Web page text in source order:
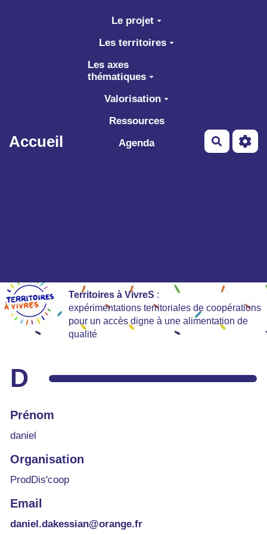
Aller au contenu principal
Accueil
Le projet
Les territoires
Les axes
thématiques
Valorisation
Ressources
Agenda
Territoires à VivreS :
expérimentations territoriales de coopérations
pour un accès digne à une alimentation de
qualité
D
Prénom
daniel
Organisation
ProdDis'coop
Email
daniel.dakessian@orange.fr